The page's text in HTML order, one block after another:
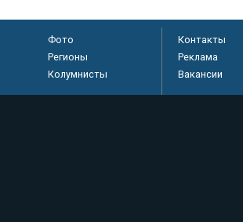
Фото
Регионы
Колумнисты
Контакты
Реклама
Вакансии